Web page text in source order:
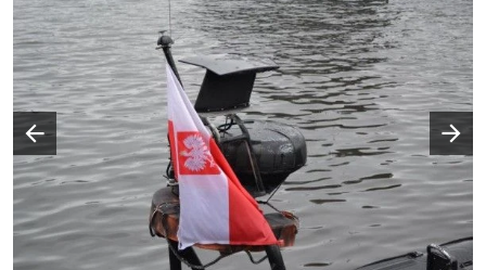
Poprzedni slajd
Następny slajd